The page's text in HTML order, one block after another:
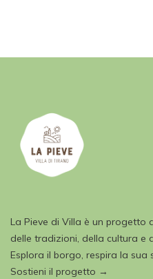
La Pieve di Villa è un
delle tradizioni, della cultura e
Esplora il borgo, respira la sua
Sostieni il progetto →